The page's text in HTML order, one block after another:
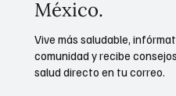
México.
Vive más saludable,
comunidad y recibe
salud directo en tu correo.